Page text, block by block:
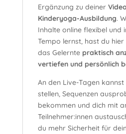
Ergänzung zu deiner
Kinderyoga-Ausbildung.
Inhalte online flexibel und
Tempo lernst, hast du
das Gelernte praktisch
vertiefen und persönlich
An den Live-Tagen
stellen, Sequenzen
bekommen und dich mit
Teilnehmer:innen
du mehr Sicherheit für